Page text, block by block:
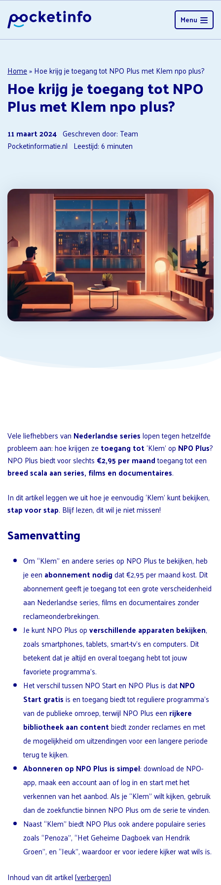
Menu
Home»Hoe krijg je toegang tot NPO Plus met Klem npo plus?
Hoe krijg je toegang tot NPO
Plus met Klem npo plus?
11 maart 2024 Geschreven door: Team
Pocketinformatie.nl Leestijd:6minuten
Vele liefhebbers van Nederlandse serieslopen tegen hetzelfde
probleem aan: hoe krijgen zetoegang tot‘Klem’ op NPO Plus?
NPO Plus biedt voor slechts€2,95 per maandtoegang tot een
breed scala aan series, films en documentaires.
In dit artikel leggen we uit hoe je eenvoudig ‘Klem’ kunt bekijken,
stap voor stap. Blijf lezen, dit wil je niet missen!
Samenvatting
Om “Klem” en andere series op NPO Plus te bekijken, heb
je een abonnement nodigdat €2,95 per maand kost. Dit
abonnement geeft je toegang tot een grote verscheidenheid
aan Nederlandse series, films en documentaires zonder
reclameonderbrekingen.
Je kunt NPO Plus opverschillende apparaten bekijken,
zoals smartphones, tablets, smart-tv’s en computers. Dit
betekent dat je altijd en overal toegang hebt tot jouw
favoriete programma’s.
Het verschil tussen NPO Start en NPO Plus is datNPO
Start gratisis en toegang biedt tot reguliere programma’s
van de publieke omroep, terwijl NPO Plus een rijkere
bibliotheek aan contentbiedt zonder reclames en met
de mogelijkheid om uitzendingen voor een langere periode
terug te kijken.
Abonneren op NPO Plus is simpel: download de NPO-
app, maak een account aan of log in en start met het
verkennen van het aanbod. Als je “Klem” wilt kijken, gebruik
dan de zoekfunctie binnen NPO Plus om de serie te vinden.
Naast “Klem” biedt NPO Plus ook andere populaire series
zoals “Penoza”, “Het Geheime Dagboek van Hendrik
Groen”, en “Jeuk”, waardoor er voor iedere kijker wat wils is.
Inhoud van dit artikel[verbergen]